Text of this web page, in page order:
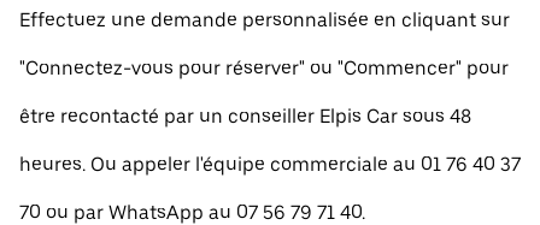
Effectuez une demande personnalisée en cliquant sur
"Connectez-vous pour réserver" ou "Commencer" pour
être recontacté par un conseiller Elpis Car sous 48
heures. Ou appeler l'équipe commerciale au 01 76 40 37
70 ou par WhatsApp au 07 56 79 71 40.